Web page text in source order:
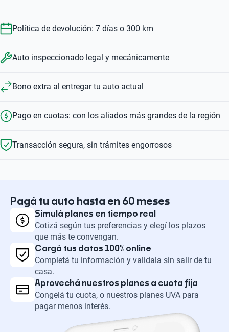
Política de devolución: 7 días o 300 km
Auto inspeccionado legal y mecánicamente
Bono extra al entregar tu auto actual
Pago en cuotas: con los aliados más grandes de la región
Transacción segura, sin trámites engorrosos
Pagá tu auto hasta en 60 meses
Simulá planes en tiempo real
Cotizá según tus preferencias y elegí los plazos
que más te convengan.
Cargá tus datos 100% online
Completá tu información y validala sin salir de tu
casa.
Aprovechá nuestros planes a cuota fija
Congelá tu cuota, o nuestros planes UVA para
pagar menos interés.